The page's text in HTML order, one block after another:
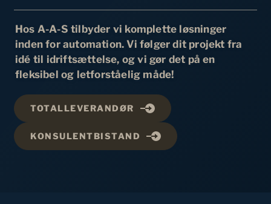
Hos A-A-S tilbyder vi komplette løsninger
inden for automation. Vi følger dit projekt fra
idé til idriftsættelse, og vi gør det på en
fleksibel og letforståelig måde!
TOTALLEVERANDØR
KONSULENTBISTAND